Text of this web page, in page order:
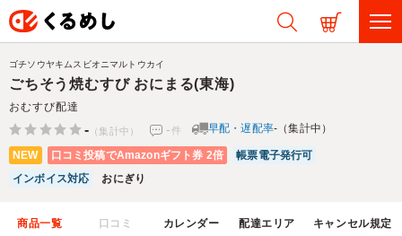
ごちそう焼むすび おにまる(東海)
おむすび配達
ゴチソウヤキムスビオニマルトウカイ
- （集計中） -件 早配・遅配率-（集計中）
NEW 口コミ投稿でAmazonギフト券 2倍
帳票電子発行可
インボイス対応
おにぎり
商品一覧 口コミ カレンダー 配達エリア キャンセル規定